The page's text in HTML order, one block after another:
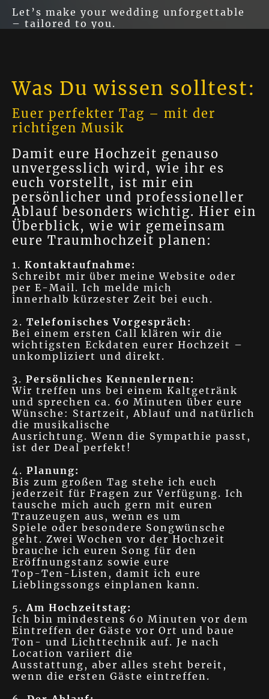
Let’s make your wedding unforgettable
– tailored to you.
Was Du wissen solltest:
Euer perfekter Tag – mit der
richtigen Musik
Damit eure Hochzeit genauso
unvergesslich wird, wie ihr es
euch vorstellt, ist mir ein
persönlicher und professioneller
Ablauf besonders wichtig. Hier ein
Überblick, wie wir gemeinsam
eure Traumhochzeit planen:
1. Kontaktaufnahme:
Schreibt mir über meine Website oder
per E-Mail. Ich melde mich
innerhalb kürzester Zeit bei euch.
2. Telefonisches Vorgespräch:
Bei einem ersten Call klären wir die
wichtigsten Eckdaten eurer Hochzeit –
unkompliziert und direkt.
3. Persönliches Kennenlernen:
Wir treffen uns bei einem Kaltgetränk
und sprechen ca. 60 Minuten über eure
Wünsche: Startzeit, Ablauf und natürlich
die musikalische
Ausrichtung. Wenn die Sympathie passt,
ist der Deal perfekt!
4. Planung:
Bis zum großen Tag stehe ich euch
jederzeit für Fragen zur Verfügung. Ich
tausche mich auch gern mit euren
Trauzeugen aus, wenn es um
Spiele oder besondere Songwünsche
geht. Zwei Wochen vor der Hochzeit
brauche ich euren Song für den
Eröffnungstanz sowie eure
Top-Ten-Listen, damit ich eure
Lieblingssongs einplanen kann.
5.Am Hochzeitstag:
Ich bin mindestens 60 Minuten vor dem
Eintreffen der Gäste vor Ort und baue
Ton- und Lichttechnik auf. Je nach
Location variiert die
Ausstattung, aber alles steht bereit,
wenn die ersten Gäste eintreffen.